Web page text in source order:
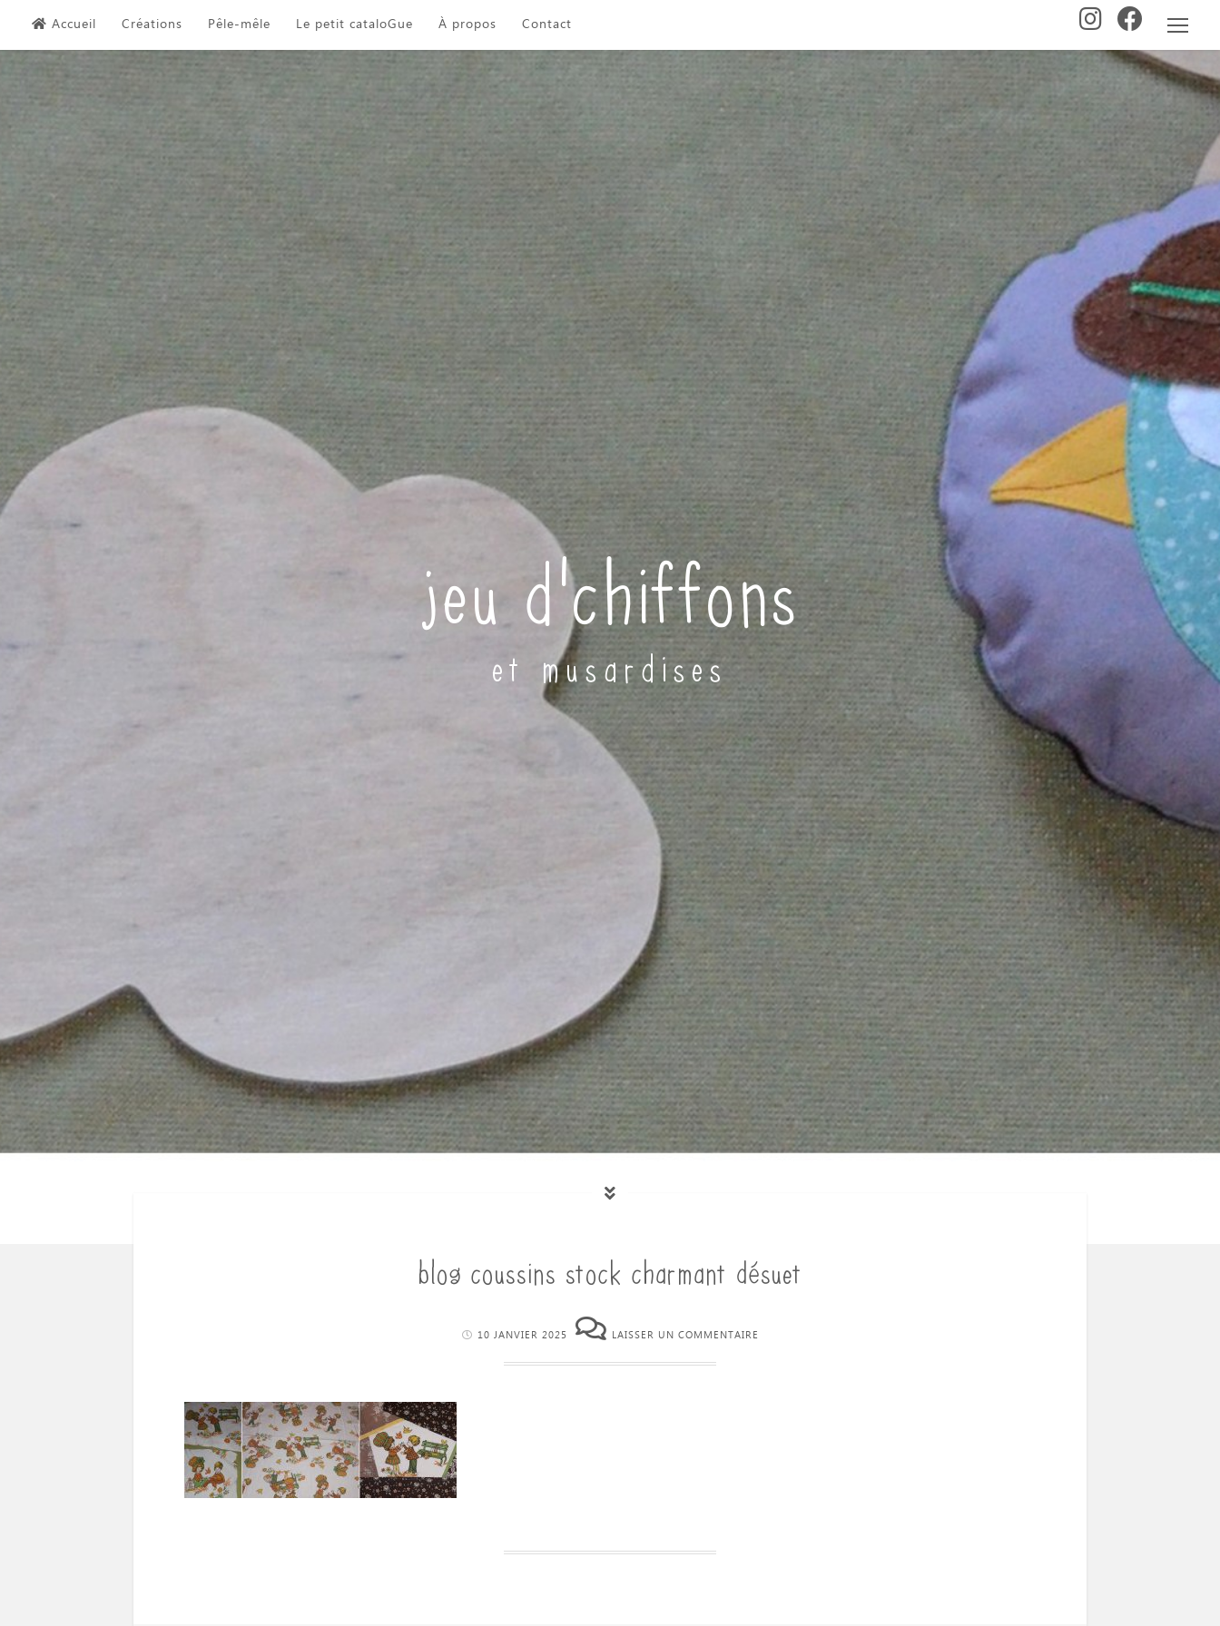
Accueil Créations Pêle-mêle Le petit cataloGue À propos Contact
jeu d'chiffons
et musardises
blog coussins stock charmant désuet
10 JANVIER 2025 LAISSER UN COMMENTAIRE